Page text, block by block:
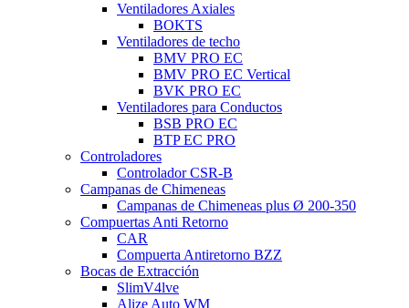
Ventiladores Axiales
BOKTS
Ventiladores de techo
BMV PRO EC
BMV PRO EC Vertical
BVK PRO EC
Ventiladores para Conductos
BSB PRO EC
BTP EC PRO
Controladores
Controlador CSR-B
Campanas de Chimeneas
Campanas de Chimeneas plus Ø 200-350
Compuertas Anti Retorno
CAR
Compuerta Antiretorno BZZ
Bocas de Extracción
SlimV4lve
Alize Auto WM